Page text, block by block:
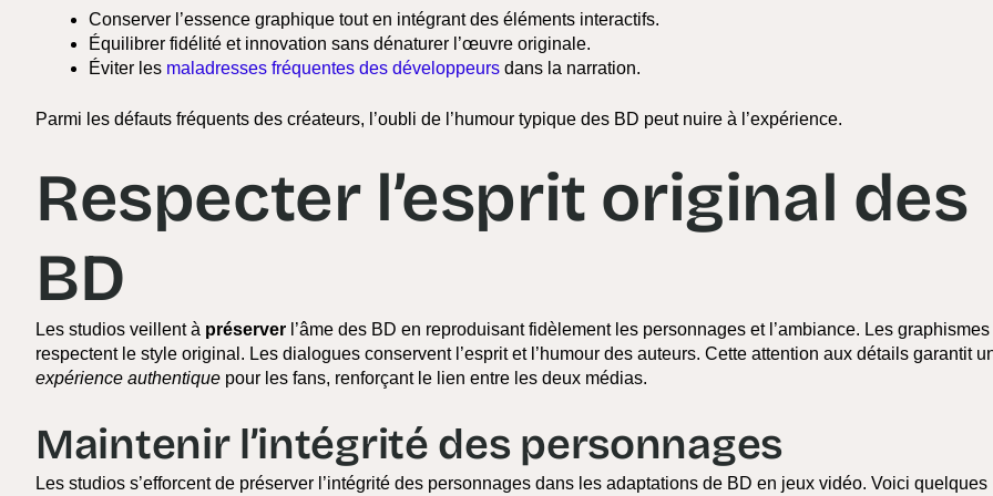
Conserver l’essence graphique tout en intégrant des éléments interactifs.
Équilibrer fidélité et innovation sans dénaturer l’œuvre originale.
Éviter les maladresses fréquentes des développeurs dans la narration.
Parmi les défauts fréquents des créateurs, l’oubli de l’humour typique des BD peut nuire à l’expérience.
Respecter l’esprit original des
BD
Les studios veillent à préserver l’âme des BD en reproduisant fidèlement les personnages et l’ambiance. Les graphismes
respectent le style original. Les dialogues conservent l’esprit et l’humour des auteurs. Cette attention aux détails garantit
expérience authentique pour les fans, renforçant le lien entre les deux médias.
Maintenir l’intégrité des personnages
Les studios s’efforcent de préserver l’intégrité des personnages dans les adaptations de BD en jeux vidéo. Voici quelques